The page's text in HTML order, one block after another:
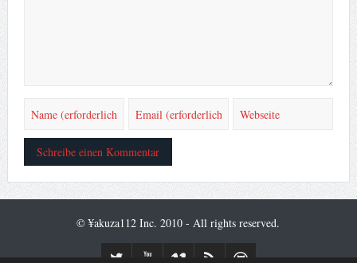
© ¥akuza112 Inc. 2010 - All rights reserved.